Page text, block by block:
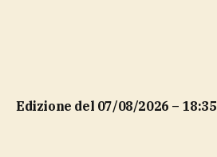
Edizione del 07/08/2026 – 18:35